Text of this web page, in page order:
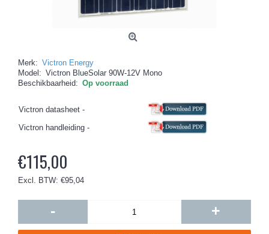
Merk: Victron Energy
Model: Victron BlueSolar 90W-12V Mono
Beschikbaarheid: Op voorraad
Victron datasheet -
Victron handleiding -
€115,00
Excl. BTW: €95,04
- +